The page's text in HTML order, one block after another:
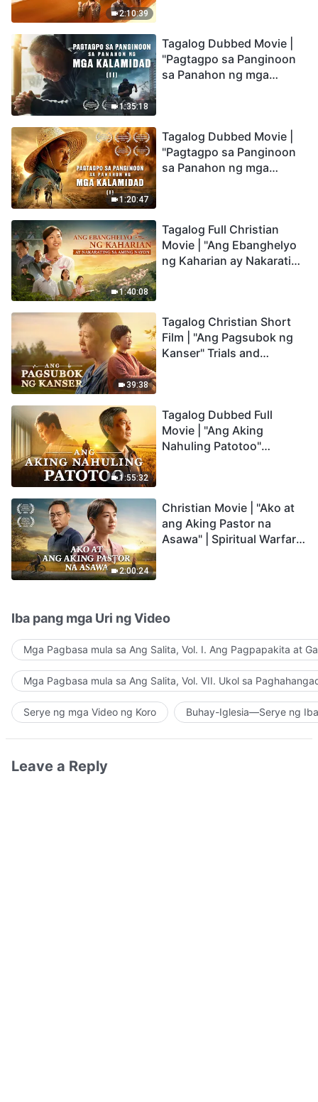
2:10:39
1:35:18
Tagalog Dubbed Movie |
"Pagtagpo sa Panginoon
sa Panahon ng mga
Tayo Makakapasok sa
Kaharian ng Diyos?
1:20:47
Tagalog Dubbed Movie |
"Pagtagpo sa Panginoon
sa Panahon ng mga
Sangkatauhan?
1:40:08
Tagalog Full Christian
Movie | "Ang Ebanghelyo
ng Kaharian ay Nakarating
39:38
Tagalog Christian Short
Film | "Ang Pagsubok ng
Kanser" Trials and
1:55:32
Tagalog Dubbed Full
Movie | "Ang Aking
Nahuling Patotoo"
2:00:24
Christian Movie | "Ako at
ang Aking Pastor na
Asawa" | Spiritual Warfare
Iba pang mga Uri ng Video
Mga Pagbasa mula sa Ang Salita, Vol. I. Ang Pagpapakita at
Mga Pagbasa mula sa Ang Salita, Vol. VII. Ukol sa
Serye ng mga Video ng Koro Buhay-Iglesia—Serye ng
Leave a Reply